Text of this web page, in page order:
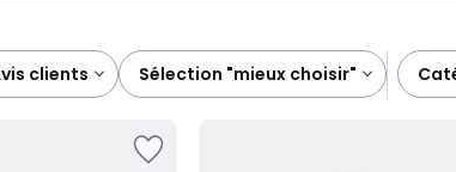
avis clients sélection "mieux choisir"